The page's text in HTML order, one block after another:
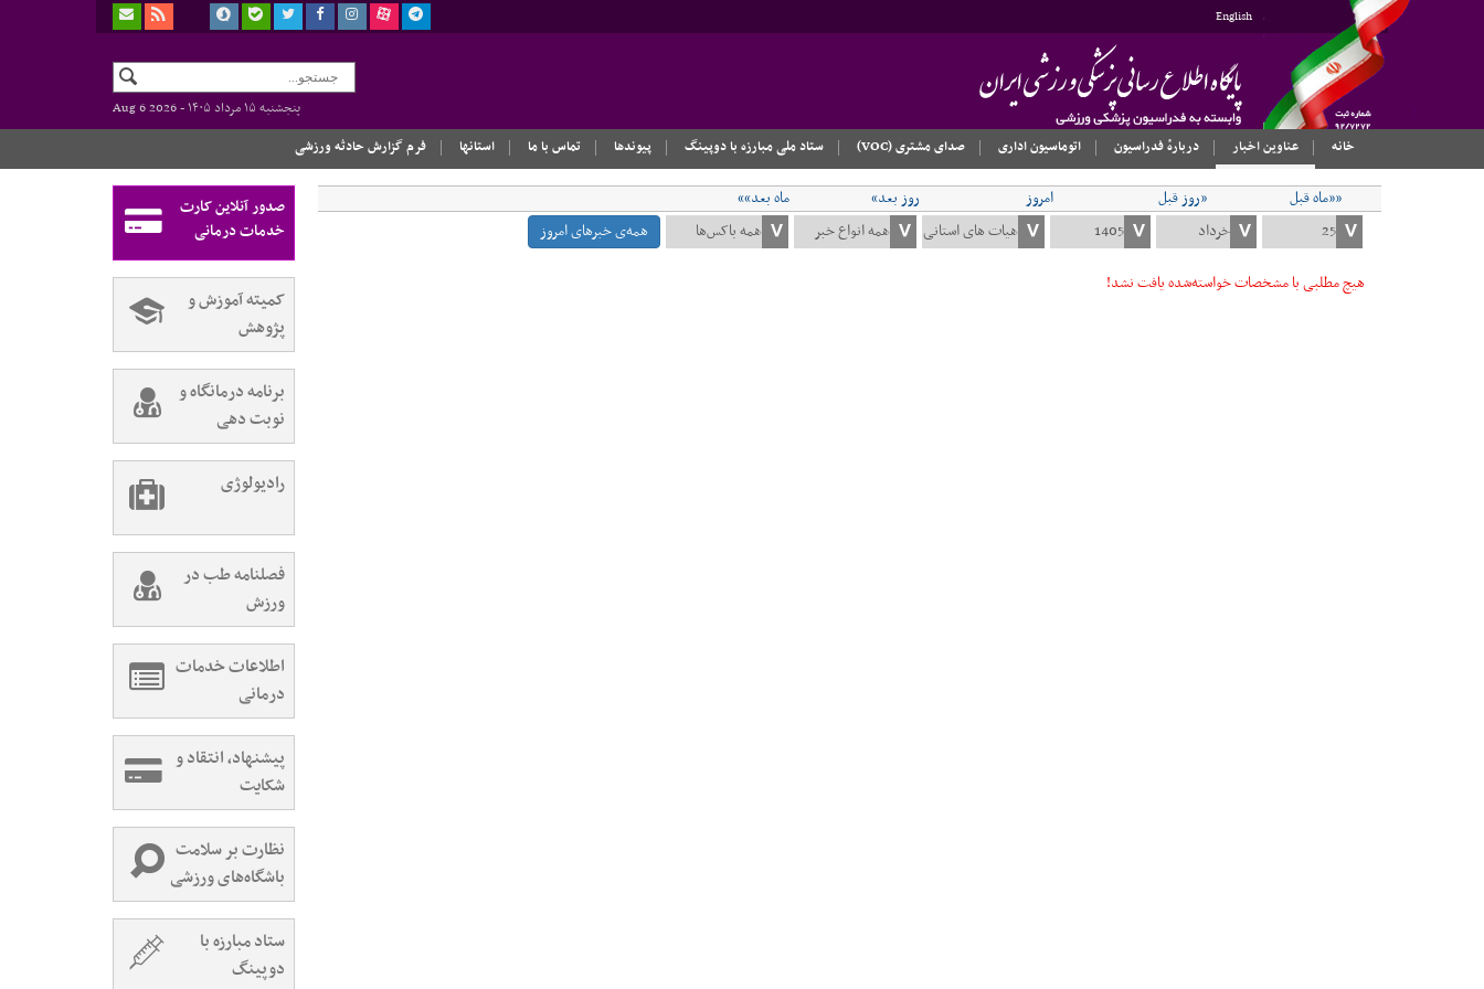
English
پنجشنبه ۱۵ مرداد ۱۴۰۵ -
Aug 6 2026
خانه
عناوین اخبار دربارهٔ فدراسیون اتوماسیون اداری صدای مشتری (VOC) ستاد ملی مبارزه با دوپینگ پیوندها تماس با ما استانها فرم گزارش حادثه ورزشی
««ماه قبل «روز قبل امروز روز بعد»
ماه بعد»»
همه‌ی خبرهای امروز
هیچ مطلبی با مشخصات خواسته‌شده یافت نشد!
صدور آنلاین کارت
خدمات درمانی
کمیته آموزش و
پژوهش
برنامه درمانگاه و
نوبت دهی
رادیولوژی
فصلنامه طب در
ورزش
اطلاعات خدمات
درمانی
پیشنهاد، انتقاد و
شکایت
نظارت بر سلامت
باشگاه‌های ورزشی
ستاد مبارزه با
دوپینگ